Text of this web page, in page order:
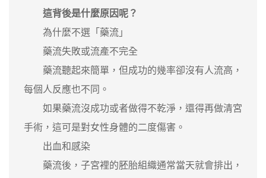
這背後是什麼原因呢？
為什麼不選「藥流」
藥流失敗或流產不完全
藥流聽起來簡單，但成功的幾率卻沒有人流高，
每個人反應也不同。
如果藥流沒成功或者做得不乾淨，還得再做清宮
手術，這可是對女性身體的二度傷害。
出血和感染
藥流後，子宮裡的胚胎組織通常當天就會排出，